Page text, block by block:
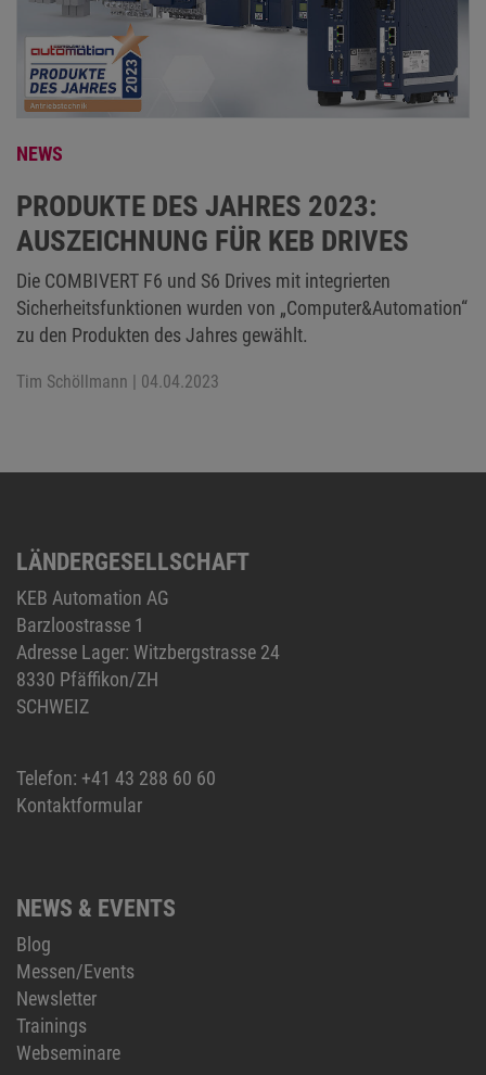
NEWS
PRODUKTE DES JAHRES 2023:
AUSZEICHNUNG FÜR KEB DRIVES
Die COMBIVERT F6 und S6 Drives mit integrierten
Sicherheitsfunktionen wurden von „Computer&Automation“
zu den Produkten des Jahres gewählt.
Tim Schöllmann | 04.04.2023
LÄNDERGESELLSCHAFT
KEB Automation AG
Barzloostrasse 1
Adresse Lager: Witzbergstrasse 24
8330 Pfäffikon/ZH
SCHWEIZ
Telefon: +41 43 288 60 60
Kontaktformular
NEWS & EVENTS
Blog
Messen/Events
Newsletter
Trainings
Webseminare